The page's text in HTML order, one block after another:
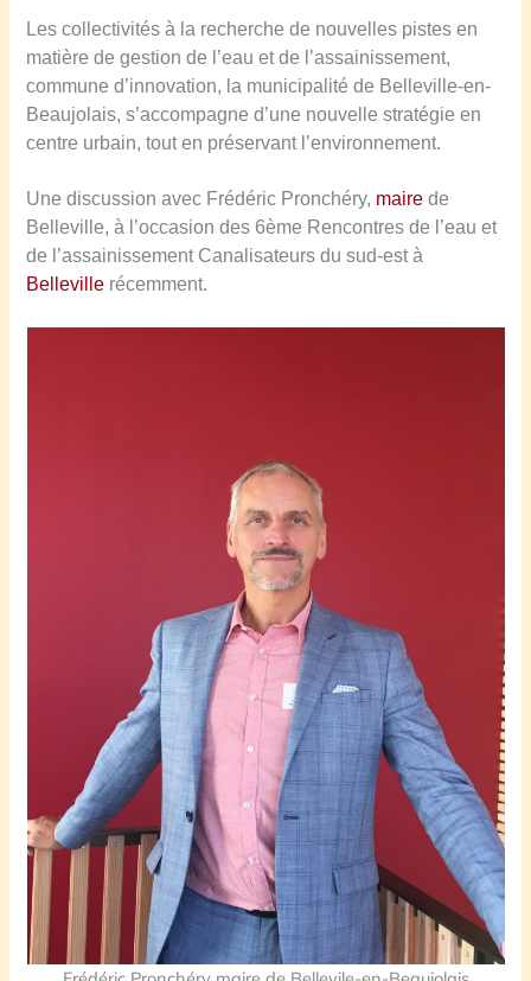
Les collectivités à la recherche de nouvelles pistes en
matière de gestion de l’eau et de l’assainissement,
commune d’innovation, la municipalité de Belleville-en-
Beaujolais, s’accompagne d’une nouvelle stratégie en
centre urbain, tout en préservant l’environnement.
Une discussion avec Frédéric Pronchéry, maire de
Belleville, à l’occasion des 6ème Rencontres de l’eau et
de l’assainissement Canalisateurs du sud-est à
Belleville récemment.